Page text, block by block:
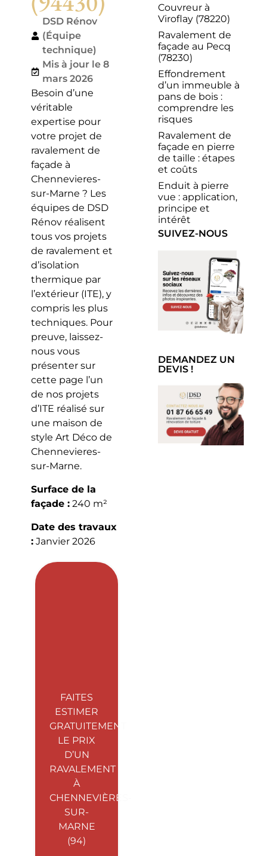
DSD Rénov
(Équipe
technique)
Mis à jour le 8
mars 2026
Besoin d’une
véritable
expertise pour
votre projet de
ravalement de
façade à
Chennevieres-
sur-Marne ? Les
équipes de DSD
Rénov réalisent
tous vos projets
de ravalement et
d’isolation
thermique par
l’extérieur (ITE), y
compris les plus
techniques. Pour
preuve, laissez-
nous vous
présenter sur
cette page l’un
de nos projets
d’ITE réalisé sur
une maison de
style Art Déco de
Chennevieres-
sur-Marne.
Surface de la
façade :240 m²
Date des travaux
:Janvier 2026
FAITES
ESTIMER
GRATUITEMENT
LE PRIX
D’UN
RAVALEMENT
À
CHENNEVIÈRES-
SUR-
MARNE
(94)
Couvreur à
Viroflay (78220)
Ravalement de
façade au Pecq
(78230)
Effondrement
d’un immeuble à
pans de bois :
comprendre les
risques
Ravalement de
façade en pierre
de taille : étapes
et coûts
Enduit à pierre
vue : application,
principe et
intérêt
SUIVEZ-NOUS
DEMANDEZ UN
DEVIS !